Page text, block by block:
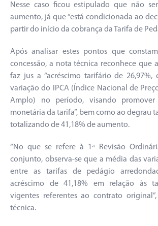
Nesse caso ficou estipulado que não
aumento, já que “está condicionada ao
partir do início da cobrança da Tarifa de
Após analisar estes pontos que
concessão, a nota técnica reconhece que
faz jus a “acréscimo tarifário de 26,97%,
variação do IPCA (Índice Nacional de
Amplo) no período, visando promover
monetária da tarifa”, bem como ao degrau
totalizando de 41,18% de aumento.
“No que se refere à 1ª Revisão
conjunto, observa-se que a média das
entre as tarifas de pedágio
acréscimo de 41,18% em relação às
vigentes referentes ao contrato
técnica.